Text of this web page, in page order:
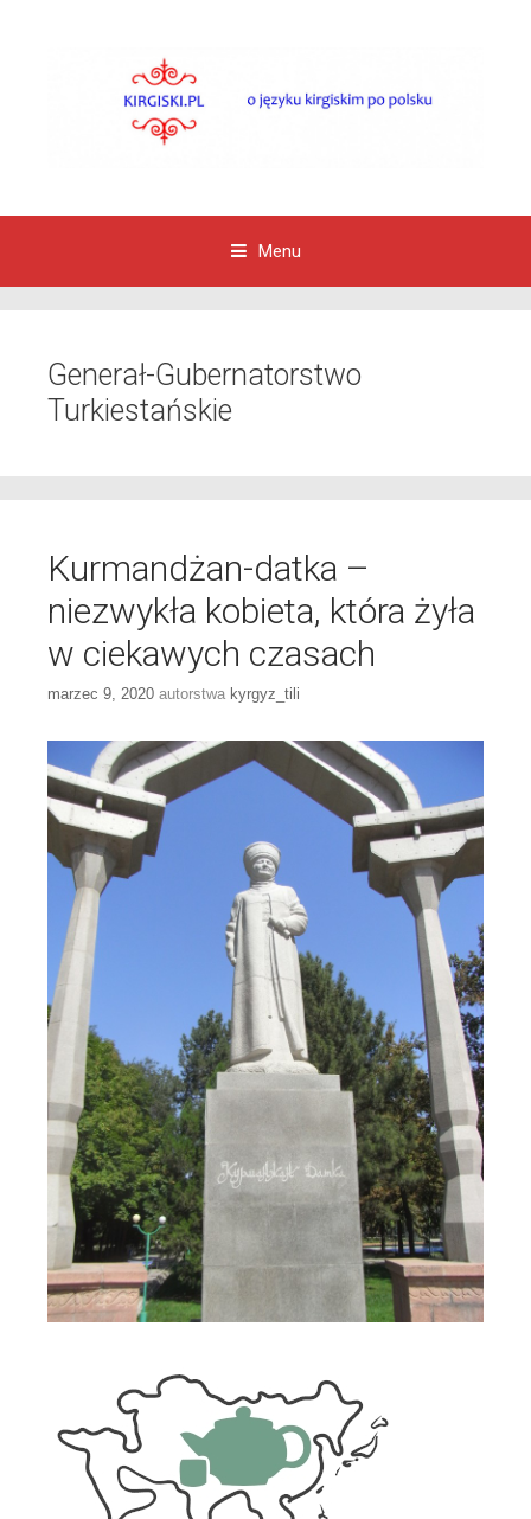
Menu
Generał-Gubernatorstwo
Turkiestańskie
Kurmandżan-datka –
niezwykła kobieta, która żyła
w ciekawych czasach
marzec 9, 2020 autorstwa kyrgyz_tili